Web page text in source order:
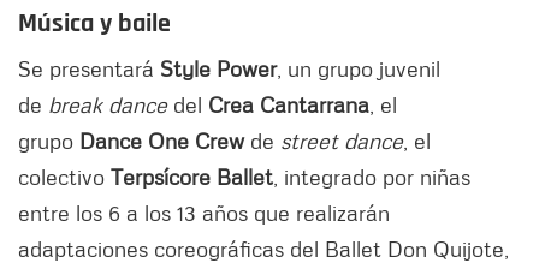
Música y baile
Se presentará Style Power, un grupo juvenil
de break dancedel Crea Cantarrana , el
grupo Dance One Crew de street dance, el
colectivo Terpsícore Ballet , integrado por niñas
entre los 6 a los 13 años que realizarán
adaptaciones coreográficas del Ballet Don Quijote,